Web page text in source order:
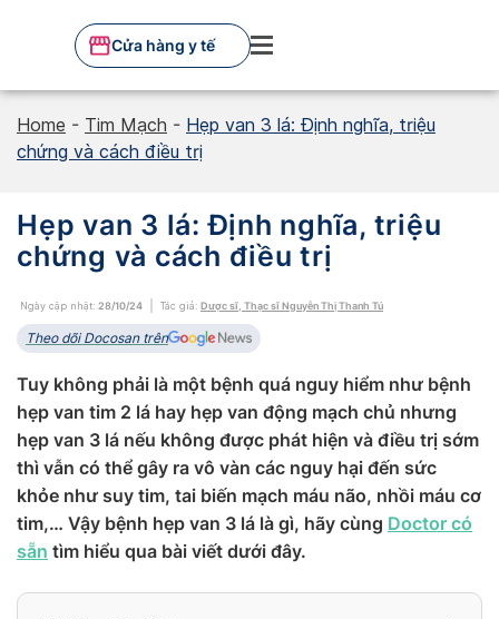
Cửa hàng y tế
Home - Tim Mạch - Hẹp van 3 lá: Định nghĩa, triệu
chứng và cách điều trị
Hẹp van 3 lá: Định nghĩa, triệu
chứng và cách điều trị
Ngày cập nhật: 28/10/24 Tác giả: Dược sĩ, Thạc sĩ Nguyễn Thị Thanh Tú
Theo dõi Docosan trên
Tuy không phải là một bệnh quá nguy hiểm như bệnh
hẹp van tim 2 lá hay hẹp van động mạch chủ nhưng
hẹp van 3 lá nếu không được phát hiện và điều trị sớm
thì vẫn có thể gây ra vô vàn các nguy hại đến sức
khỏe như suy tim, tai biến mạch máu não, nhồi máu cơ
tim,… Vậy bệnh hẹp van 3 lá là gì, hãy cùng Doctor có
sẵn tìm hiểu qua bài viết dưới đây.